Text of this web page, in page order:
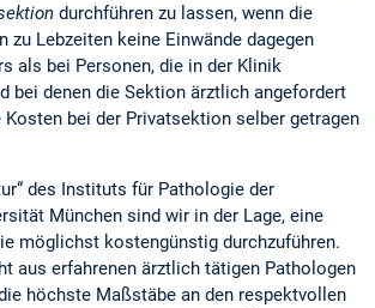
durchführen zu lassen, wenn die
zu Lebzeiten keine Einwände dagegen
als bei Personen, die in der Klinik
bei denen die Sektion ärztlich angefordert
Kosten bei der Privatsektion selber getragen
des Instituts für Pathologie der
München sind wir in der Lage, eine
möglichst kostengünstig durchzuführen.
aus erfahrenen ärztlich tätigen Pathologen
höchste Maßstäbe an den respektvollen